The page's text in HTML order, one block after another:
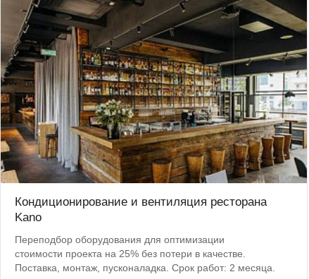
Кондиционирование и вентиляция ресторана
Kano
Переподбор оборудования для оптимизации
стоимости проекта на 25% без потери в качестве.
Поставка, монтаж, пусконаладка. Срок работ: 2 месяца.